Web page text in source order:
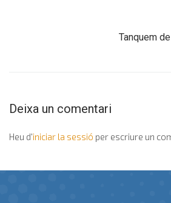
Tanquem
Deixa un comentari
Heu d'iniciar la sessió per escriure un